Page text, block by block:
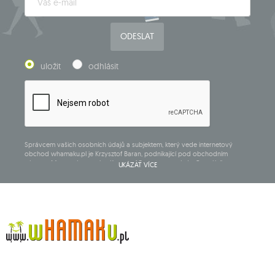
ODESLAT
uložit odhlásit
Správcem vašich osobních údajů a subjektem, který vede internetový
obchod whamaku.pl je Krzysztof Baran, podnikající pod obchodním
názvem: Mouton Interactive Krzysztof Baran zapsaný do Centrálního
doby zrušení subskripce.
Přísluší vám právo k požádání o přístup k vašim osobním údajům, jejich
opravě, odstranění, omezení zpracování, podání námitky vůči zpracování
UKÁZAT VÍCE